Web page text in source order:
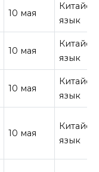
10 мая
язык
10 мая
язык
10 мая
язык
10 мая
язык